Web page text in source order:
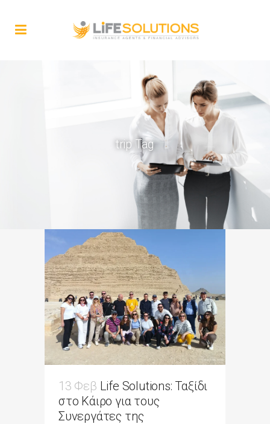
trip Tag
13 Φεβ Life Solutions: Ταξίδι
στο Κάιρο για τους
Συνεργάτες της